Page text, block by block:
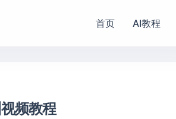
首页 AI教程
频教程